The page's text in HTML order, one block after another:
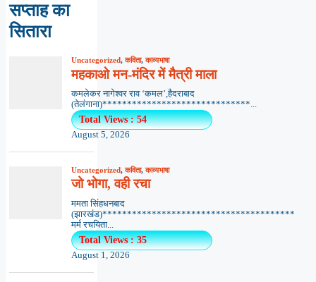
सप्ताह का
सितारा
Uncategorized,कविता,काव्यभाषा
महकाओ मन-मंदिर में मैत्री माला
कमलेकर नागेश्वर राव ‘कमल’,हैदराबाद
(तेलंगाना)******************************...
Total Views : 54
August 5, 2026
Uncategorized,कविता,काव्यभाषा
जो भोगा, वही रचा
ममता सिंहधनबाद
(झारखंड)***************************************
मर्म रचयिता...
Total Views : 35
August 1, 2026